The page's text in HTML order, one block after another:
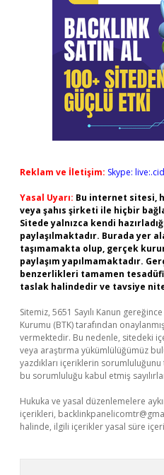
Reklam ve İletişim: Skype:
Yasal Uyarı: Bu internet sitesi,
veya şahıs şirketi ile hiçbir
Sitede yalnızca kendi
paylaşılmaktadır. Burada yer
taşımamakta olup, gerçek
paylaşım yapılmamaktadır.
benzerlikleri tamamen
taslak halindedir ve tavsiye
Sitemiz, 5651 Sayılı Kanun
Kurumu (BTK) tarafından
vermektedir. Bu nedenle, sitedeki
veya araştırma yükümlülüğümüz
yazdıkları içeriklerin
bu sorumluluğu kabul etmiş
Hukuka ve yasal düzenlemelere
içerikleri,
halinde, ilgili içerikler yasal süre